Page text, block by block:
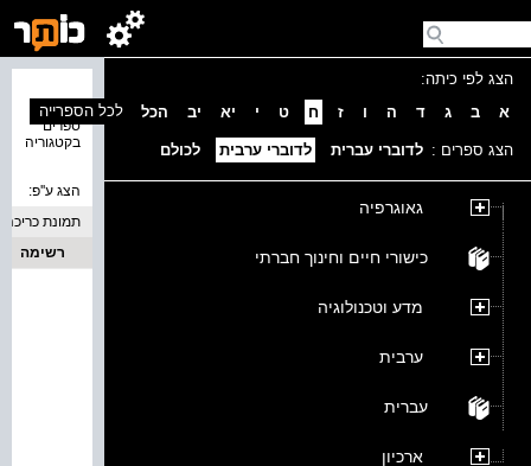
הצג לפי כיתה:
א
ב ג ד ה ו ז ח ט י יא יב הכל
הצג ספרים : לדוברי עברית לדוברי ערבית לכולם
גאוגרפיה
כישורי חיים וחינוך חברתי
מדע וטכנולוגיה
ערבית
עברית
ארכיון
ספרים
בקטגוריה
לכל הספרייה
הצג ע''פ:
תמונת כריכה
רשימה